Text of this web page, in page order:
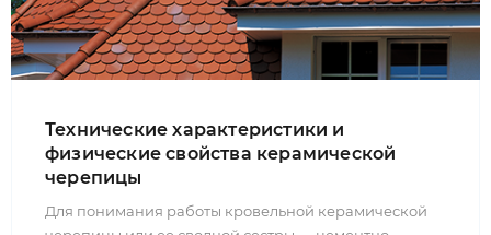
Технические характеристики и
физические свойства керамической
черепицы
Для понимания работы кровельной керамической